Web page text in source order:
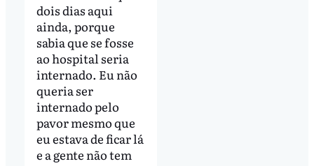
dois dias aqui
ainda, porque
sabia que se fosse
ao hospital seria
internado. Eu não
queria ser
internado pelo
pavor mesmo que
eu estava de ficar lá
e a gente não tem